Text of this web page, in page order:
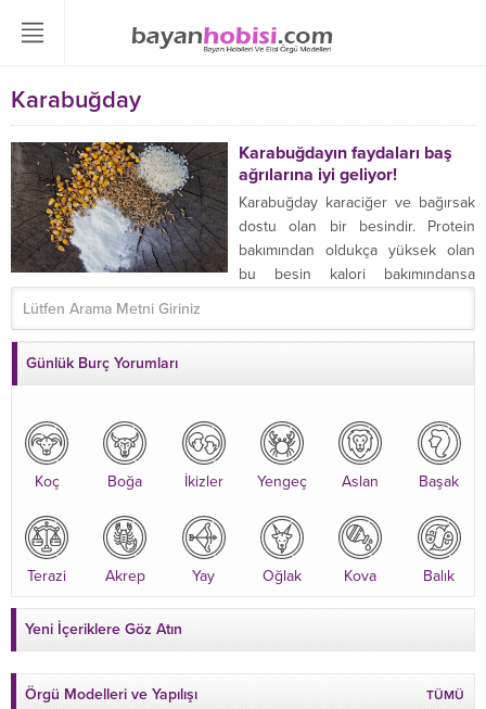
Karabuğday
Karabuğdayın faydaları baş
ağrılarına iyi geliyor!
Karabuğday karaciğer ve bağırsak
dostu olan bir besindir. Protein
bakımından oldukça yüksek olan
bu besin kalori bakımındansa
Günlük Burç Yorumları
Koç Boğa İkizler Yengeç Aslan Başak
Terazi Akrep Yay Oğlak Kova Balık
Yeni İçeriklere Göz Atın
Örgü Modelleri ve Yapılışı TÜMÜ